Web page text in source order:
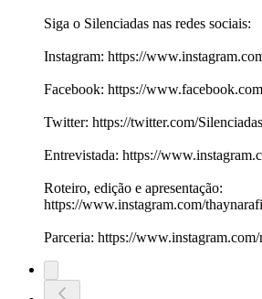
Siga o Silenciadas nas redes sociais:
Instagram: https://
Facebook: https://
Twitter: https://twitter.com/
Entrevistada: https://
Roteiro, edição e apresentação:
https://www.instagram.com/
Parceria: https://